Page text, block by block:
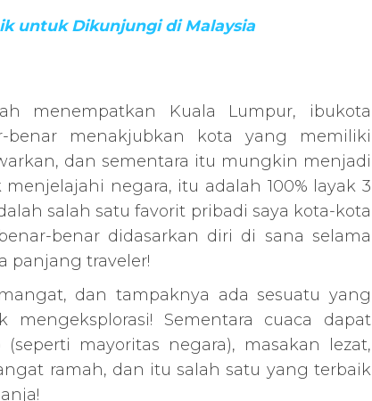
untuk Dikunjungi di Malaysia
menempatkan Kuala Lumpur, ibukota
benar menakjubkan kota yang memiliki
dan sementara itu mungkin menjadi
negara, itu adalah 100% layak 3
salah satu favorit pribadi saya kota-kota
benar didasarkan diri di sana selama
panjang traveler!
dan tampaknya ada sesuatu yang
Sementara cuaca dapat
mayoritas negara), masakan lezat,
ramah, dan itu salah satu yang terbaik